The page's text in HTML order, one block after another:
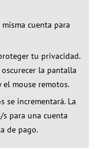
cuenta para
tu privacidad.
la pantalla
mouse remotos.
se incrementará. La
para una cuenta
de pago.